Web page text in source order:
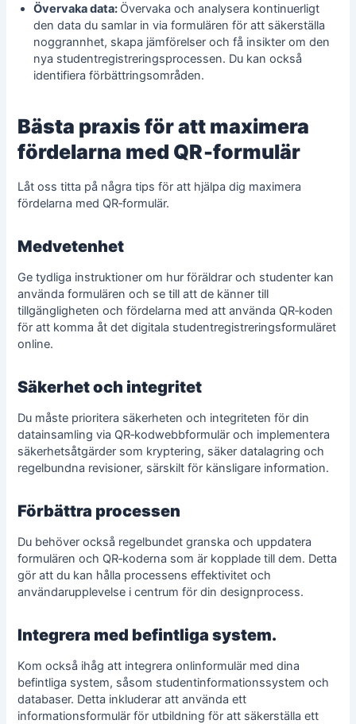
Övervaka data: Övervaka och analysera kontinuerligt
den data du samlar in via formulären för att säkerställa
noggrannhet, skapa jämförelser och få insikter om den
nya studentregistreringsprocessen. Du kan också
identifiera förbättringsområden.
Bästa praxis för att maximera
fördelarna med QR‑formulär
Låt oss titta på några tips för att hjälpa dig maximera
fördelarna med QR‑formulär.
Medvetenhet
Ge tydliga instruktioner om hur föräldrar och studenter kan
använda formulären och se till att de känner till
tillgängligheten och fördelarna med att använda QR‑koden
för att komma åt det digitala studentregistreringsformuläret
online.
Säkerhet och integritet
Du måste prioritera säkerheten och integriteten för din
datainsamling via QR‑kodwebbformulär och implementera
säkerhetsåtgärder som kryptering, säker datalagring och
regelbundna revisioner, särskilt för känsligare information.
Förbättra processen
Du behöver också regelbundet granska och uppdatera
formulären och QR‑koderna som är kopplade till dem. Detta
gör att du kan hålla processens effektivitet och
användarupplevelse i centrum för din designprocess.
Integrera med befintliga system.
Kom också ihåg att integrera onlinformulär med dina
befintliga system, såsom studentinformationssystem och
databaser. Detta inkluderar att använda ett
informationsformulär för utbildning för att säkerställa ett